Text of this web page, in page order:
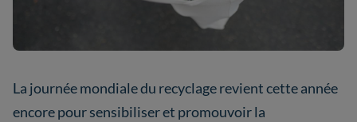
La journée mondiale du recyclage revient cette année
encore pour sensibiliser et promouvoir la